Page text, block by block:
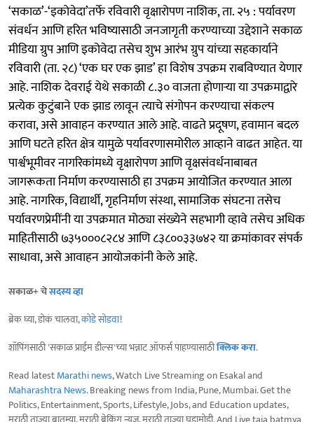
‘सकाळ’-‘इकोवेदा’तर्फे रविवारी वृक्षारोपण नाशिक, ता. २५ : पर्यावरण
संवर्धन आणि हरित भविष्यासाठी जनजागृती करण्याच्या उद्देशाने सकाळ
मीडिया ग्रुप आणि इकोवेदा तसेच शुभ आरंभ ग्रुप यांच्या सहकार्याने
रविवारी (ता. २८) ‘एक घर एक झाड’ हा विशेष उपक्रम राबविण्यात येणार
आहे. नाशिक देवराई येथे सकाळी ८.३० वाजता होणाऱ्या या उपक्रमाद्वारे
प्रत्येक कुटुंबाने एक झाड लावून त्याचे संगोपन करण्याचा संकल्प
करावा, असे आवाहन करण्यात आले आहे. वाढते प्रदूषण, हवामान बदल
आणि घटते हरित क्षेत्र यामुळे पर्यावरणासमोरील आव्हाने वाढत आहेत. या
पार्श्वभूमीवर नागरिकांमध्ये वृक्षारोपण आणि वृक्षसंवर्धनाबाबत
जागरूकता निर्माण करण्यासाठी हा उपक्रम आयोजित करण्यात आला
आहे. नागरिक, विद्यार्थी, गृहनिर्माण संस्था, सामाजिक संघटना तसेच
पर्यावरणप्रेमींनी या उपक्रमात मोठ्या संख्येने सहभागी व्हावे तसेच अधिक
माहितीसाठी ७३५०००८२८४ आणि ८३८००३३७४२ या क्रमांकावर संपर्क
साधावा, असे आवाहन आयोजकांनी केले आहे.
सकाळ+ चेसदस्य व्हा
ब्रेक घ्या, डोकं चालवा,कोडे सोडवा!
शॉपिंगसाठी 'सकाळ प्राईम डील्स'च्या भन्नाट ऑफर्स पाहण्यासाठीक्लिक करा.
Read latestMarathi news, Watch Live Streaming on Esakal and
Maharashtra News. Breaking news from India, Pune, Mumbai. Get the
Politics, Entertainment, Sports, Lifestyle, Jobs, and Education updates,